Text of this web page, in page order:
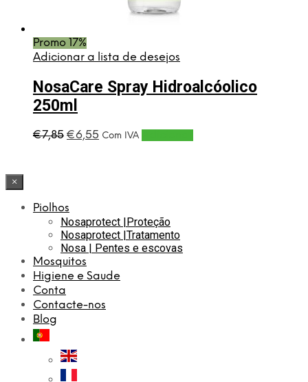
Promo 17%
Adicionar a lista de desejos
NosaCare Spray Hidroalcóolico
250ml
€7,85 O
€6,55 O
Com IVA
×
Piolhos
Nosaprotect |Proteção
Nosaprotect |Tratamento
Nosa | Pentes e escovas
Mosquitos
Higiene e Saude
Conta
Contacte-nos
Blog